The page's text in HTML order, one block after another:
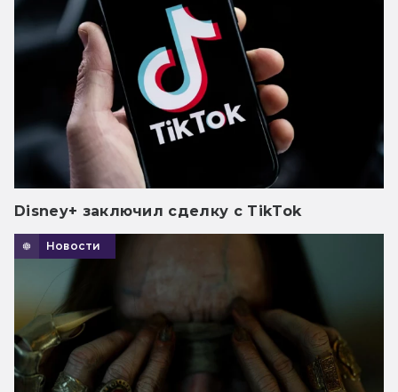
Disney+ заключил сделку с TikTok
Новости